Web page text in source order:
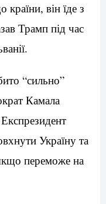
він їде з
Трамп під час
“сильно”
Камала
Україну та
переможе на